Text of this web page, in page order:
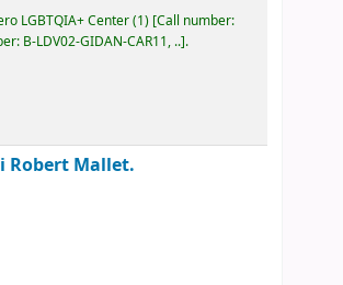
LGBTQIA+ Center(1) Call number:
B-LDV02-GIDAN-CAR11, .. .
Robert Mallet.